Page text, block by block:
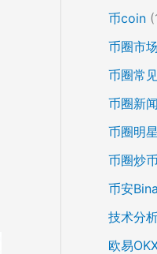
币coin
币圈市
币圈常
币圈新闻
币圈明
币圈炒
币安
技术分
欧易